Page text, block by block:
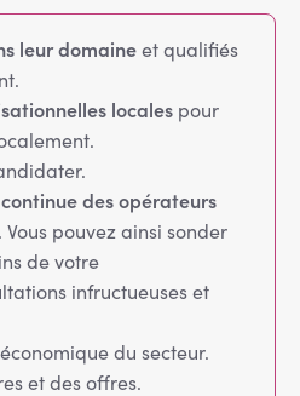
leur domaineet qualifiés
locales pour
des opérateurs
pouvez ainsi sonder
de votre
infructueuses et
du secteur.
et des offres.